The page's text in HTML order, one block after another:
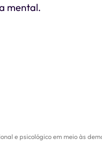
mental.
e psicológico em meio às